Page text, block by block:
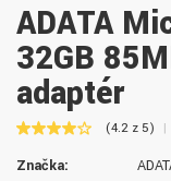
ADATA
32GB
adaptér
(4.2 z 5)
Značka: